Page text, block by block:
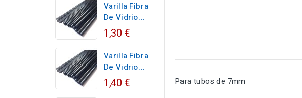
Varilla Fibra
De Vidrio...
1,30 €
Varilla Fibra
De Vidrio...
1,40 € Para tubos de 7mm